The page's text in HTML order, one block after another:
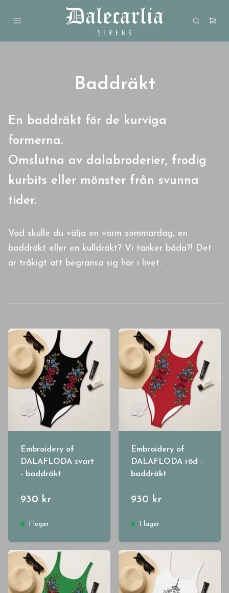
Baddräkt
En baddräkt för de kurviga
formerna.
Omslutna av dalabroderier, frodig
kurbits eller mönster från svunna
tider.
Vad skulle du välja en varm sommardag, en
baddräkt eller en kulldräkt? Vi tänker båda?! Det
är tråkigt att begränsa sig här i livet.
Embroidery of
DALAFLODA svart
- baddräkt
930 kr
I lager
Embroidery of
DALAFLODA röd -
baddräkt
930 kr
I lager